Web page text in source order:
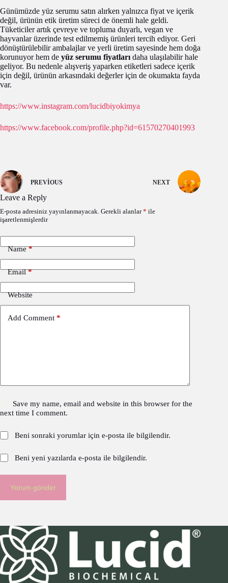
Günümüzde yüz serumu satın alırken yalnızca fiyat ve içerik
değil, ürünün etik üretim süreci de önemli hale geldi.
Tüketiciler artık çevreye ve topluma duyarlı, vegan ve
hayvanlar üzerinde test edilmemiş ürünleri tercih ediyor. Geri
dönüştürülebilir ambalajlar ve yerli üretim sayesinde hem doğa
korunuyor hem de yüz serumu fiyatları daha ulaşılabilir hale
geliyor. Bu nedenle alışveriş yaparken etiketleri sadece içerik
için değil, ürünün arkasındaki değerler için de okumakta fayda
var.
https://www.instagram.com/lucidbiyokimya
https://www.facebook.com/profile.php?id=61570270401993
PREVIOUS NEXT
Leave a Reply
E-posta adresiniz yayınlanmayacak. Gerekli alanlar* ile
işaretlenmişlerdir
Name*
Email*
Website
Add Comment *
Save my name, email and website in this browser for the
next time I comment.
Beni sonraki yorumlar için e-posta ile bilgilendir.
Beni yeni yazılarda e-posta ile bilgilendir.
Yorum gönder